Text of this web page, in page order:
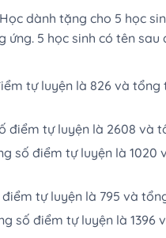
dành tặng cho 5 học
5 học sinh có tên
tự luyện là 826 và
điểm tự luyện là 2608 và
số điểm tự luyện là
tự luyện là 795 và
số điểm tự luyện là